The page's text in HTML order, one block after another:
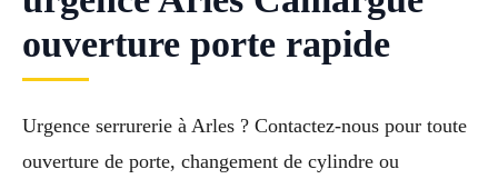
ouverture porte rapide
Urgence serrurerie à Arles ? Contactez-nous pour toute
ouverture de porte, changement de cylindre ou